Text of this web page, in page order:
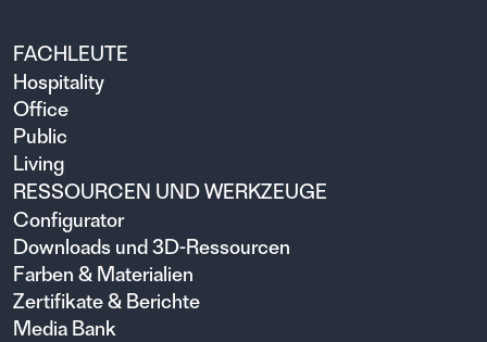
FACHLEUTE
Hospitality
Office
Public
Living
RESSOURCEN UND WERKZEUGE
Configurator
Downloads und 3D-Ressourcen
Farben & Materialien
Zertifikate & Berichte
Media Bank